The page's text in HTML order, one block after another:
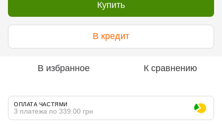
Купить
В кредит
В избранное К сравнению
ОПЛАТА ЧАСТЯМИ
3 платежа по 339.00 грн